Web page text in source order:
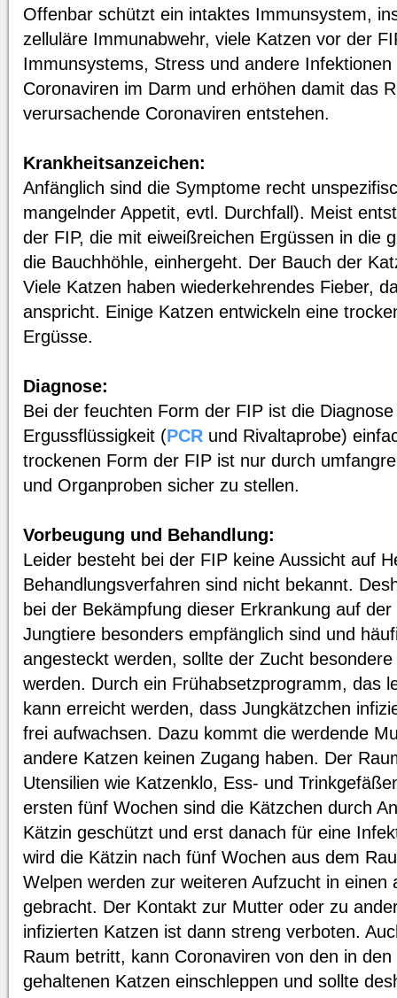
Offenbar schützt ein intaktes Immunsystem,
zelluläre Immunabwehr, viele Katzen vor der
Immunsystems, Stress und andere
Coronaviren im Darm und erhöhen damit das
verursachende Coronaviren entstehen.
Krankheitsanzeichen:
Anfänglich sind die Symptome recht
mangelnder Appetit, evtl. Durchfall). Meist
der FIP, die mit eiweißreichen Ergüssen in die
die Bauchhöhle, einhergeht. Der Bauch der
Viele Katzen haben wiederkehrendes Fieber,
anspricht. Einige Katzen entwickeln eine
Ergüsse.
Diagnose:
Bei der feuchten Form der FIP ist die
Ergussflüssigkeit (PCR und Rivaltaprobe)
trockenen Form der FIP ist nur durch
und Organproben sicher zu stellen.
Vorbeugung und Behandlung:
Leider besteht bei der FIP keine Aussicht auf
Behandlungsverfahren sind nicht bekannt.
bei der Bekämpfung dieser Erkrankung auf
Jungtiere besonders empfänglich sind und
angesteckt werden, sollte der Zucht
werden. Durch ein Frühabsetzprogramm, das
kann erreicht werden, dass Jungkätzchen
frei aufwachsen. Dazu kommt die werdende
andere Katzen keinen Zugang haben. Der
Utensilien wie Katzenklo, Ess- und
ersten fünf Wochen sind die Kätzchen durch
Kätzin geschützt und erst danach für eine
wird die Kätzin nach fünf Wochen aus dem
Welpen werden zur weiteren Aufzucht in einen
gebracht. Der Kontakt zur Mutter oder zu
infizierten Katzen ist dann streng verboten.
Raum betritt, kann Coronaviren von den in
gehaltenen Katzen einschleppen und sollte